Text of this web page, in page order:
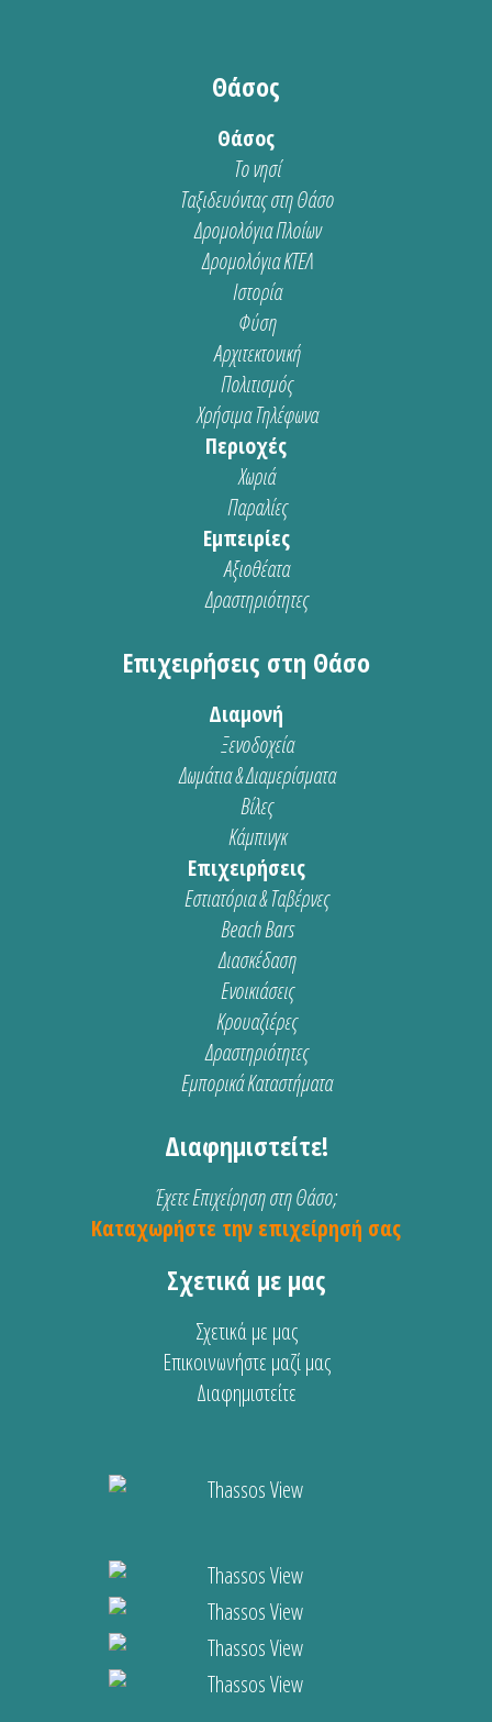
Θάσος
Θάσος
Το νησί
Ταξιδευόντας στη Θάσο
Δρομολόγια Πλοίων
Δρομολόγια ΚΤΕΛ
Ιστορία
Φύση
Αρχιτεκτονική
Πολιτισμός
Χρήσιμα Τηλέφωνα
Περιοχές
Χωριά
Παραλίες
Εμπειρίες
Αξιοθέατα
Δραστηριότητες
Επιχειρήσεις στη Θάσο
Διαμονή
Ξενοδοχεία
Δωμάτια & Διαμερίσματα
Βίλες
Κάμπινγκ
Επιχειρήσεις
Εστιατόρια & Ταβέρνες
Beach Bars
Διασκέδαση
Ενοικιάσεις
Κρουαζιέρες
Δραστηριότητες
Εμπορικά Καταστήματα
Διαφημιστείτε!
Έχετε Επιχείρηση στη Θάσο;
Καταχωρήστε την επιχείρησή σας
Σχετικά με μας
Σχετικά με μας
Επικοινωνήστε μαζί μας
Διαφημιστείτε